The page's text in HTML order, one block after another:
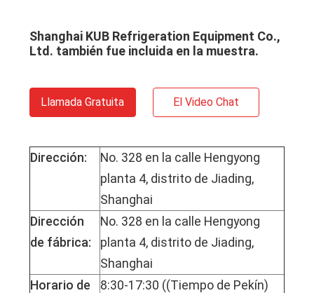
Shanghai KUB Refrigeration Equipment Co.,
Ltd. también fue incluida en la muestra.
Llamada Gratuita El Video Chat
Dirección:
No. 328 en la calle Hengyong
planta 4, distrito de Jiading,
Shanghai
Dirección
de fábrica:
No. 328 en la calle Hengyong
planta 4, distrito de Jiading,
Shanghai
Horario de
8:30-17:30 ((Tiempo de Pekín)